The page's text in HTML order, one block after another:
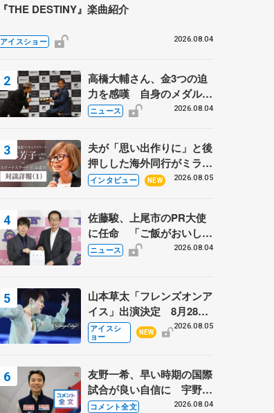
『THE DESTINY』楽曲紹介
アイスショー 2026.08.04
高橋大輔さん、金3つの迫
力を感嘆 自身のメダルは
「どちらに？」 〝リス兄
野村忠宏さんと対談
ニュース 2026.08.04
夫が「思い出作りに」と後
押しした海外同行がミラノ
まで… 繁華街のリンクで
に 小林芳子さんが振り返
るスケート人生
インタビュー NEW 2026.08.05
佐藤駿、上尾市のPR大使
に任命 「ご飯がおいし
く、住みやすいのが魅力」
ニュース 2026.08.04
山本草太「フレンズオンア
イス」出演決定 8月28日
（金）2公演のみ 荒川静
香さんプロデュース、20
アイスシ
ョー
NEW
2026.08.05
友野一希、早い時期の国際
試合が良い自信に 宇野昌
磨の現役復帰に思っている
コメント全文 2026.08.04